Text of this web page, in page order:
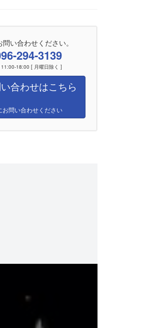
い合わせください。
294-3139
18:00 [ 月曜日除く ]
合わせはこちら
お問い合わせください